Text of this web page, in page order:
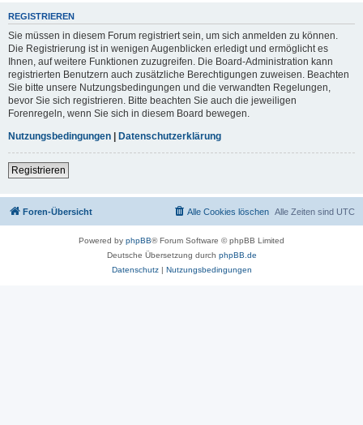
REGISTRIEREN
Sie müssen in diesem Forum registriert sein, um sich anmelden zu können.
Die Registrierung ist in wenigen Augenblicken erledigt und ermöglicht es
Ihnen, auf weitere Funktionen zuzugreifen. Die Board-Administration kann
registrierten Benutzern auch zusätzliche Berechtigungen zuweisen. Beachten
Sie bitte unsere Nutzungsbedingungen und die verwandten Regelungen,
bevor Sie sich registrieren. Bitte beachten Sie auch die jeweiligen
Forenregeln, wenn Sie sich in diesem Board bewegen.
Nutzungsbedingungen | Datenschutzerklärung
Registrieren
Foren-Übersicht Alle Zeiten sind UTC
Alle Cookies löschen
Powered by phpBB® Forum Software © phpBB Limited
Deutsche Übersetzung durch phpBB.de
Datenschutz| Nutzungsbedingungen